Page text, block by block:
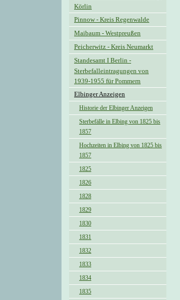
Körlin
Pinnow - Kreis Regenwalde
Maibaum - Westpreußen
Peicherwitz - Kreis Neumarkt
Standesamt I Berlin -
Sterbefalleintragungen von
1939-1955 für Pommern
Elbinger Anzeigen
Historie der Elbinger Anzeigen
Sterbefälle in Elbing von 1825 bis
1857
Hochzeiten in Elbing von 1825 bis
1857
1825
1826
1828
1829
1830
1831
1832
1833
1834
1835